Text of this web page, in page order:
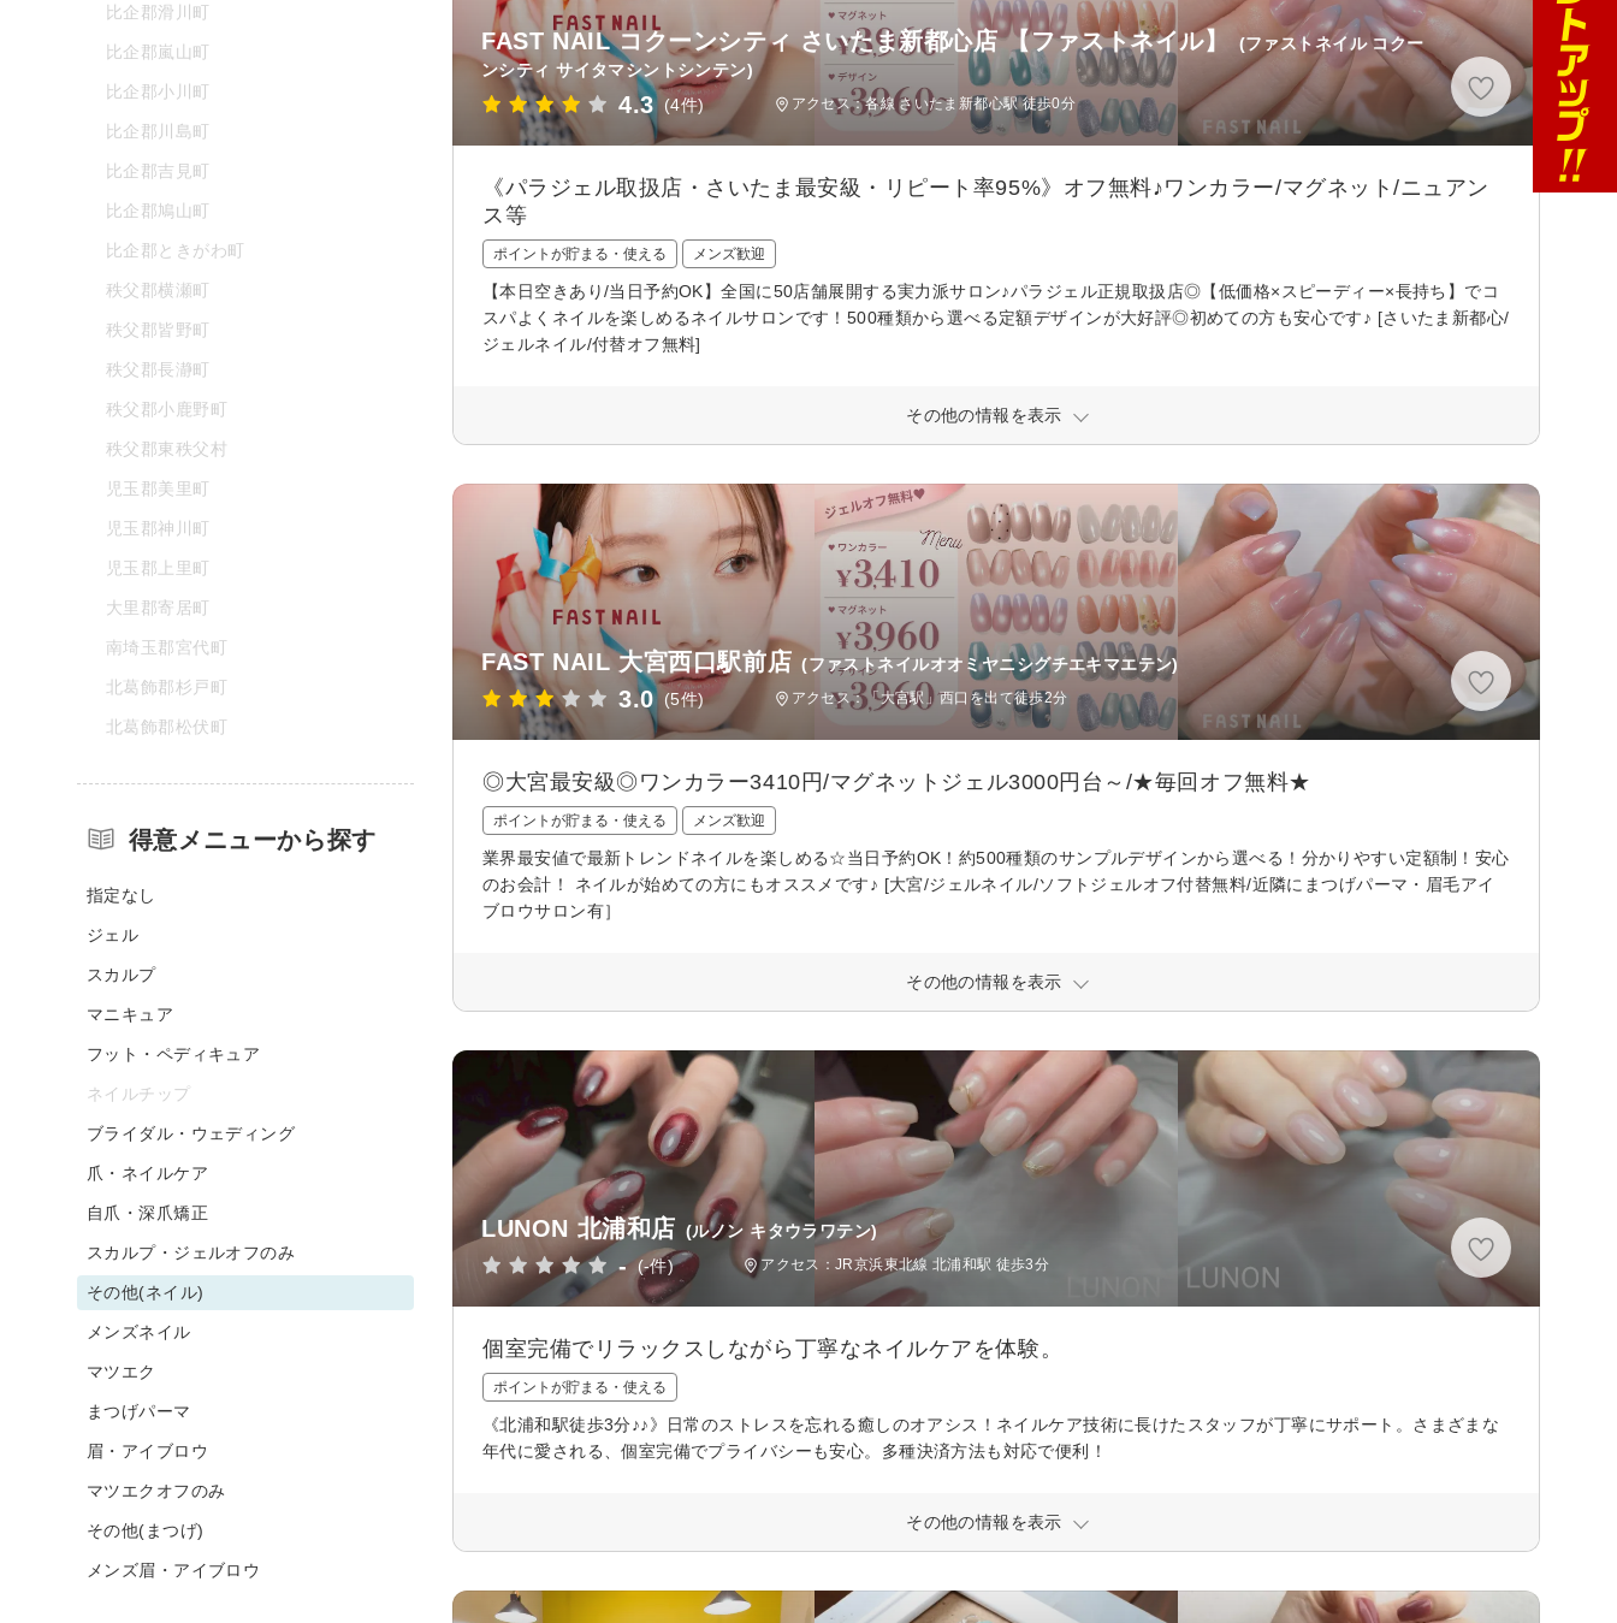
FAST NAIL コクーンシティ さいたま新都心店 【ファストネイル】
(ファストネイル コクー
ンシティ サイタマシントシンテン)
4.3 (4件) アクセス：各線 さいたま新都心駅 徒歩0分
《パラジェル取扱店・さいたま最安級・リピート率95%》オフ無料♪ワンカラー/マグネット/ニュアン
ス等
ポイントが貯まる・使える メンズ歓迎
【本日空きあり/当日予約OK】全国に50店舗展開する実力派サロン♪パラジェル正規取扱店◎【低価格×スピーディー×長持ち】でコ
スパよくネイルを楽しめるネイルサロンです！500種類から選べる定額デザインが大好評◎初めての方も安心です♪ [さいたま新都心/
ジェルネイル/付替オフ無料]
その他の情報を表示
FAST NAIL 大宮西口駅前店 (ファストネイルオオミヤニシグチエキマエテン)
3.0 (5件) アクセス：「大宮駅」西口を出て徒歩2分
◎大宮最安級◎ワンカラー3410円/マグネットジェル3000円台～/★毎回オフ無料★
ポイントが貯まる・使える メンズ歓迎
業界最安値で最新トレンドネイルを楽しめる☆当日予約OK！約500種類のサンプルデザインから選べる！分かりやすい定額制！安心
のお会計！ ネイルが始めての方にもオススメです♪ [大宮/ジェルネイル/ソフトジェルオフ付替無料/近隣にまつげパーマ・眉毛アイ
ブロウサロン有］
その他の情報を表示
LUNON 北浦和店 (ルノン キタウラワテン)
- (-件) アクセス：JR京浜東北線 北浦和駅 徒歩3分
個室完備でリラックスしながら丁寧なネイルケアを体験。
ポイントが貯まる・使える
《北浦和駅徒歩3分♪♪》日常のストレスを忘れる癒しのオアシス！ネイルケア技術に長けたスタッフが丁寧にサポート。さまざまな
年代に愛される、個室完備でプライバシーも安心。多種決済方法も対応で便利！
その他の情報を表示
比企郡滑川町
比企郡嵐山町
比企郡小川町
比企郡川島町
比企郡吉見町
比企郡鳩山町
比企郡ときがわ町
秩父郡横瀬町
秩父郡皆野町
秩父郡長瀞町
秩父郡小鹿野町
秩父郡東秩父村
児玉郡美里町
児玉郡神川町
児玉郡上里町
大里郡寄居町
南埼玉郡宮代町
北葛飾郡杉戸町
北葛飾郡松伏町
得意メニューから探す
指定なし
ジェル
スカルプ
マニキュア
フット・ペディキュア
ネイルチップ
ブライダル・ウェディング
爪・ネイルケア
自爪・深爪矯正
スカルプ・ジェルオフのみ
その他(ネイル)
メンズネイル
マツエク
まつげパーマ
眉・アイブロウ
マツエクオフのみ
その他(まつげ)
メンズ眉・アイブロウ